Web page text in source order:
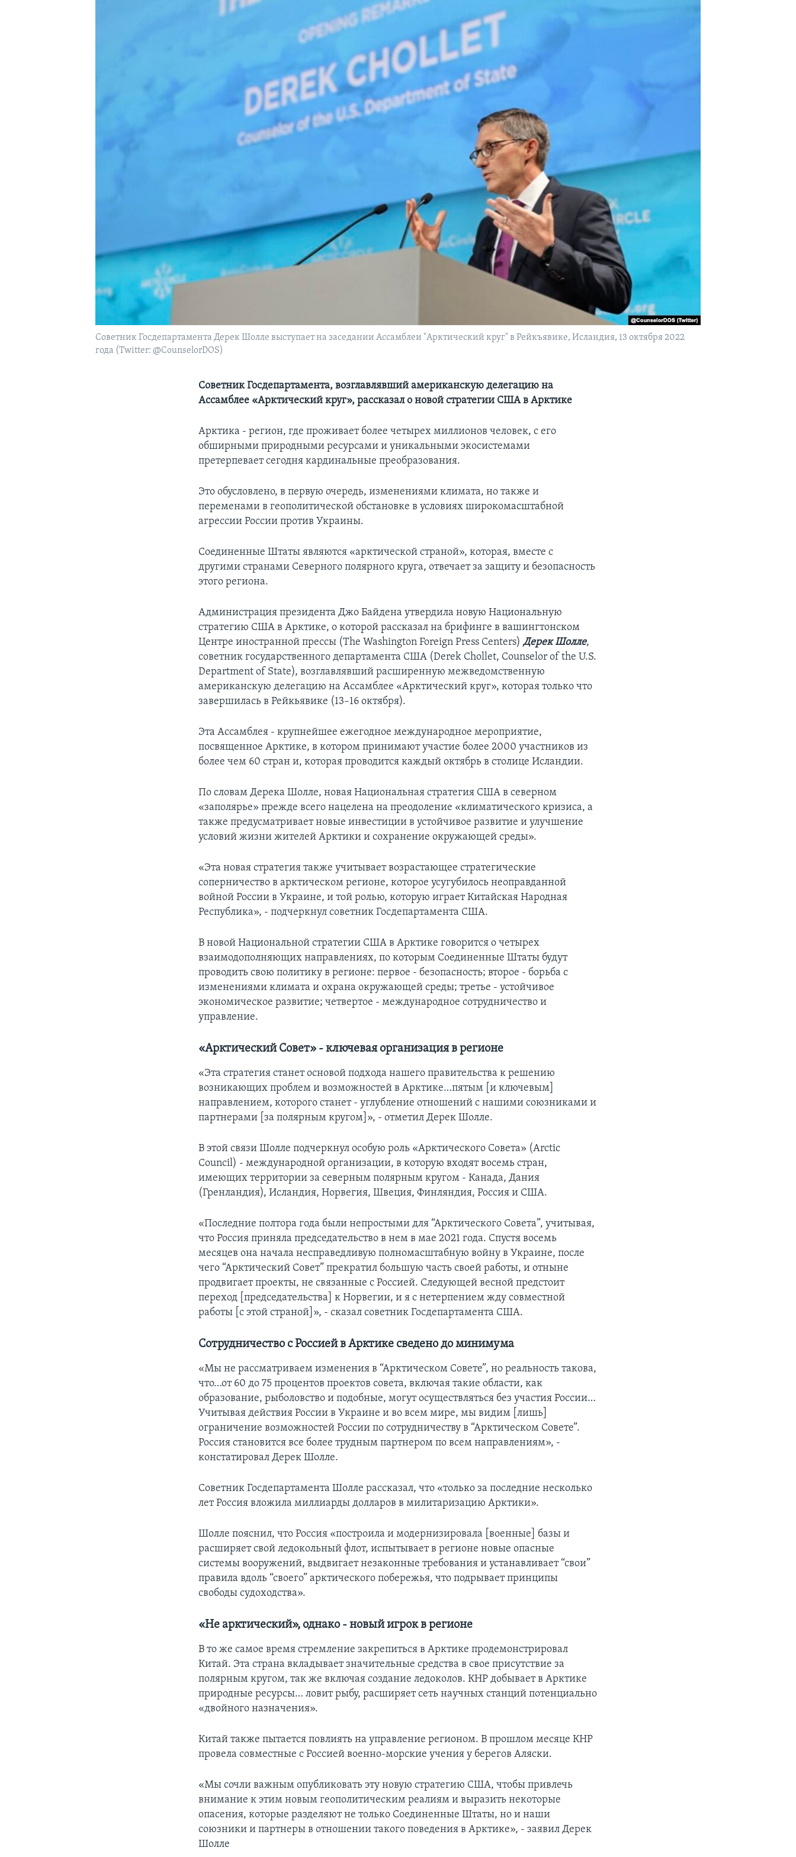
Советник Госдепартамента Дерек Шолле выступает на заседании Ассамблеи "Арктический круг" в Рейкъявике, Исландия, 13 октября 2022
года (Twitter: @CounselorDOS)
Советник Госдепартамента, возглавлявший американскую делегацию на
Ассамблее «Арктический круг», рассказал о новой стратегии США в Арктике
Арктика - регион, где проживает более четырех миллионов человек, с его
обширными природными ресурсами и уникальными экосистемами
претерпевает сегодня кардинальные преобразования.
Это обусловлено, в первую очередь, изменениями климата, но также и
переменами в геополитической обстановке в условиях широкомасштабной
агрессии России против Украины.
Соединенные Штаты являются «арктической страной», которая, вместе с
другими странами Северного полярного круга, отвечает за защиту и безопасность
этого региона.
Администрация президента Джо Байдена утвердила новую Национальную
стратегию США в Арктике, о которой рассказал на брифинге в вашингтонском
Центре иностранной прессы (The Washington Foreign Press Centers)Дерек Шолле,
советник государственного департамента США (Derek Chollet, Counselor of the U.S.
Department of State), возглавлявший расширенную межведомственную
американскую делегацию на Ассамблее «Арктический круг», которая только что
завершилась в Рейкьявике (13–16 октября).
Эта Ассамблея - крупнейшее ежегодное международное мероприятие,
посвященное Арктике, в котором принимают участие более 2000 участников из
более чем 60 стран и, которая проводится каждый октябрь в столице Исландии.
По словам Дерека Шолле, новая Национальная стратегия США в северном
«заполярье» прежде всего нацелена на преодоление «климатического кризиса, а
также предусматривает новые инвестиции в устойчивое развитие и улучшение
условий жизни жителей Арктики и сохранение окружающей среды».
«Эта новая стратегия также учитывает возрастающее стратегические
соперничество в арктическом регионе, которое усугубилось неоправданной
войной России в Украине, и той ролью, которую играет Китайская Народная
Республика», - подчеркнул советник Госдепартамента США.
В новой Национальной стратегии США в Арктике говорится о четырех
взаимодополняющих направлениях, по которым Соединенные Штаты будут
проводить свою политику в регионе: первое - безопасность; второе - борьба с
изменениями климата и охрана окружающей среды; третье - устойчивое
экономическое развитие; четвертое - международное сотрудничество и
управление.
«Арктический Совет» - ключевая организация в регионе
«Эта стратегия станет основой подхода нашего правительства к решению
возникающих проблем и возможностей в Арктике…пятым [и ключевым]
направлением, которого станет - углубление отношений с нашими союзниками и
партнерами [за полярным кругом]», - отметил Дерек Шолле.
В этой связи Шолле подчеркнул особую роль «Арктического Совета» (Arctic
Council) - международной организации, в которую входят восемь стран,
имеющих территории за северным полярным кругом - Канада, Дания
(Гренландия), Исландия, Норвегия, Швеция, Финляндия, Россия и США.
«Последние полтора года были непростыми для “Арктического Совета”, учитывая,
что Россия приняла председательство в нем в мае 2021 года. Спустя восемь
месяцев она начала несправедливую полномасштабную войну в Украине, после
чего “Арктический Совет” прекратил большую часть своей работы, и отныне
продвигает проекты, не связанные с Россией. Следующей весной предстоит
переход [председательства] к Норвегии, и я с нетерпением жду совместной
работы [с этой страной]», - сказал советник Госдепартамента США.
Сотрудничество с Россией в Арктике сведено до минимума
«Мы не рассматриваем изменения в “Арктическом Совете”, но реальность такова,
что…от 60 до 75 процентов проектов совета, включая такие области, как
образование, рыболовство и подобные, могут осуществляться без участия России…
Учитывая действия России в Украине и во всем мире, мы видим [лишь]
ограничение возможностей России по сотрудничеству в “Арктическом Совете”.
Россия становится все более трудным партнером по всем направлениям», -
констатировал Дерек Шолле.
Советник Госдепартамента Шолле рассказал, что «только за последние несколько
лет Россия вложила миллиарды долларов в милитаризацию Арктики».
Шолле пояснил, что Россия «построила и модернизировала [военные] базы и
расширяет свой ледокольный флот, испытывает в регионе новые опасные
системы вооружений, выдвигает незаконные требования и устанавливает “свои”
правила вдоль “своего” арктического побережья, что подрывает принципы
свободы судоходства».
«Не арктический», однако - новый игрок в регионе
В то же самое время стремление закрепиться в Арктике продемонстрировал
Китай. Эта страна вкладывает значительные средства в свое присутствие за
полярным кругом, так же включая создание ледоколов. КНР добывает в Арктике
природные ресурсы… ловит рыбу, расширяет сеть научных станций потенциально
«двойного назначения».
Китай также пытается повлиять на управление регионом. В прошлом месяце КНР
провела совместные с Россией военно-морские учения у берегов Аляски.
«Мы сочли важным опубликовать эту новую стратегию США, чтобы привлечь
внимание к этим новым геополитическим реалиям и выразить некоторые
опасения, которые разделяют не только Соединенные Штаты, но и наши
союзники и партнеры в отношении такого поведения в Арктике», - заявил Дерек
Шолле